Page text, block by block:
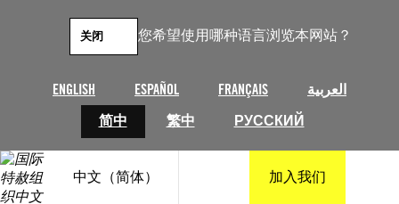
您希望使用哪种语言浏览本网站？
ENGLISH ESPAÑOL FRANÇAIS
العربية
简中
繁中 РУССКИЙ
关闭
中文（简体） 加入我们